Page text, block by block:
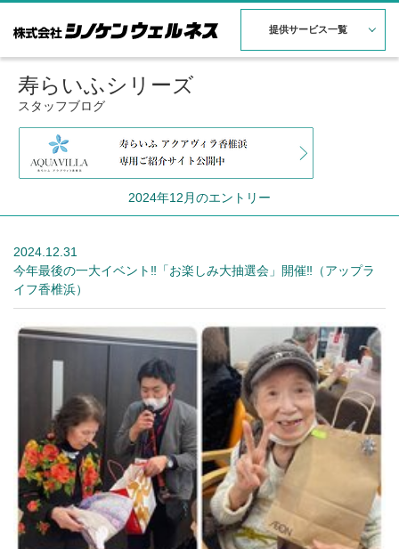
提供サービス一覧
寿らいふシリーズ
スタッフブログ
2024年12月のエントリー
2024.12.31
今年最後の一大イベント‼「お楽しみ大抽選会」開催‼（アップラ
イフ香椎浜）